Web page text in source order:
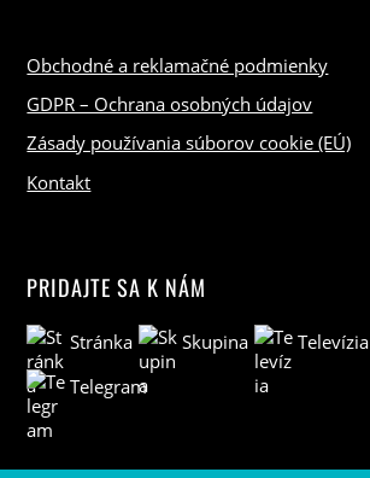
Obchodné a reklamačné podmienky
GDPR – Ochrana osobných údajov
Zásady používania súborov cookie (EÚ)
Kontakt
PRIDAJTE SA K NÁM
Stránka Skupina Televízia
Telegram